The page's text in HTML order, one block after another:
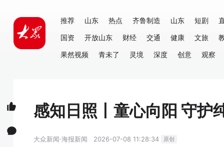
推荐 山东 热点 齐鲁制造 山东 短剧
国资
开放山东 财经 交通 健康 文旅
果然视频
青未了 灵境 深度 创意 观察
感知日照丨童心向阳 守护
大众新闻·海报新闻 2026-07-08 11:28:34 原创